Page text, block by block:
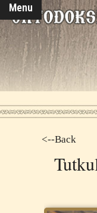
Menu
<--Back